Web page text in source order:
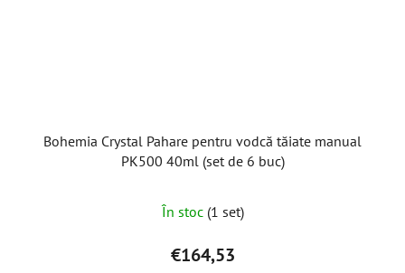
Bohemia Crystal Pahare pentru vodcă tăiate manual
PK500 40ml (set de 6 buc)
În stoc (1 set)
€164,53